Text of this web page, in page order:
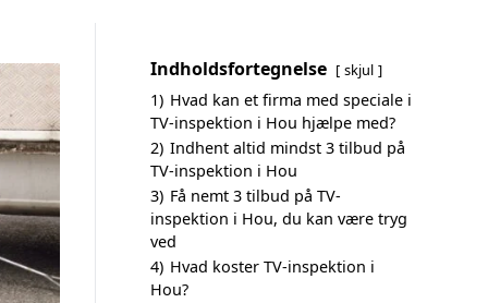
Indholdsfortegnelse skjul
1) Hvad kan et firma med speciale i
TV-inspektion i Hou hjælpe med?
2) Indhent altid mindst 3 tilbud på
TV-inspektion i Hou
3) Få nemt 3 tilbud på TV-
inspektion i Hou, du kan være tryg
ved
4) Hvad koster TV-inspektion i
Hou?